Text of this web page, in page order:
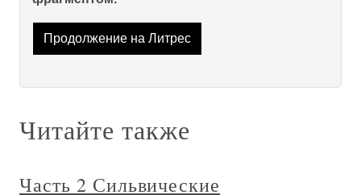
Продолжение на Литрес
Читайте также
Часть 2 Сильвические